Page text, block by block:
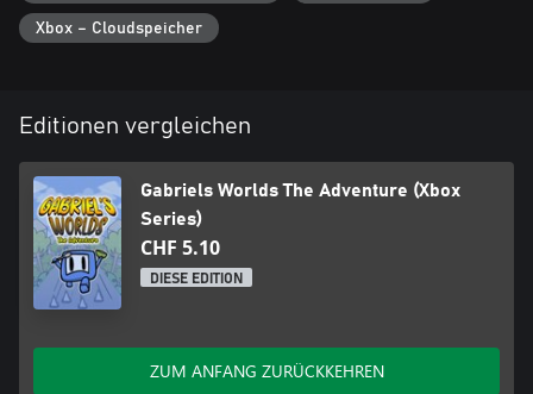
Xbox – Cloudspeicher
Editionen vergleichen
Gabriels Worlds The Adventure (Xbox
Series)
CHF 5.10
DIESE EDITION
ZUM ANFANG ZURÜCKKEHREN